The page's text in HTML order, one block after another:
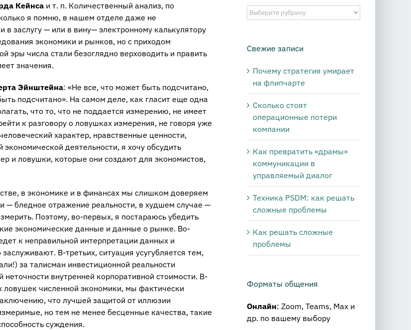
Кейнса и т. п. Количественный анализ, по
я помню, в нашем отделе даже не
заслугу — или в вину— электронному калькулятору
экономики и рынков, но с приходом
числа стали безоглядно верховодить и править
значения.
Эйнштейна: «Не все, что может быть подсчитано,
подсчитано». На самом деле, как гласит еще одна
что то, что не поддается измерению, не имеет
к разговору о ловушках измерения, не говоря уже
характер, нравственные ценности,
деятельности, я хочу обсудить
и ловушки, которые они создают для экономистов,
в экономике и в финансах мы слишком доверяем
— бледное отражение реальности, в худшем случае —
Поэтому, во-первых, я постараюсь убедить
экономические данные и данные о рынке. Во-
к неправильной интерпретации данных и
В-третьих, ситуация усугубляется тем,
за талисман инвестиционной реальности
внутренней корпоративной стоимости. В-
ловушек численной экономики, мы фактически
что лучшей защитой от иллюзии
но тем не менее бесценные качества, такие
суждения.
Выберите
публикации
тематики:
Свежие записи
Почему стратегия умирает
на флипчарте
Сколько стоят
операционные потери
компании
Как превратить «драмы»
коммуникации в
управляемый диалог
Техника PSDM: как решать
сложные проблемы
Как решать сложные
проблемы
Форматы общения
Онлайн: Zoom, Teams, Max и
др. по вашему выбору